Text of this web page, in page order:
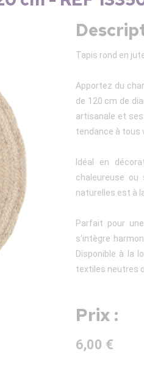
Tapis rond en
Apportez du
de 120 cm de
artisanale et
tendance à tous
Idéal en
chaleureuse
naturelles est à
Parfait pour
s’intègre
Disponible à la
textiles neutres
Prix :
6,00 €